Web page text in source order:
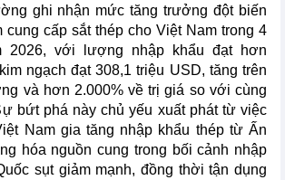
ghi nhận mức tăng trưởng đột biến
cung cấp sắt thép cho Việt Nam trong 4
2026, với lượng nhập khẩu đạt hơn
ngạch đạt 308,1 triệu USD, tăng trên
và hơn 2.000% về trị giá so với cùng
bứt phá này chủ yếu xuất phát từ việc
Nam gia tăng nhập khẩu thép từ Ấn
hóa nguồn cung trong bối cảnh nhập
sụt giảm mạnh, đồng thời tận dụng